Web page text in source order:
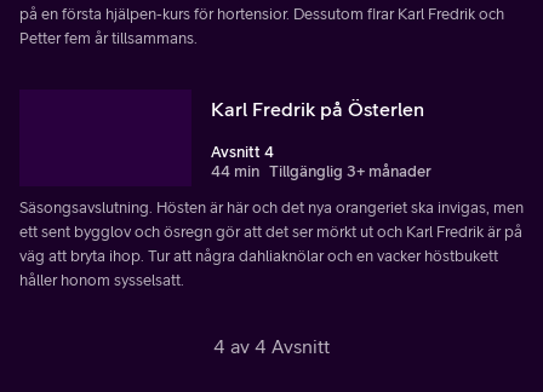
på en första hjälpen-kurs för hortensior. Dessutom firar Karl Fredrik och
Petter fem år tillsammans.
Karl Fredrik på Österlen
Avsnitt 4
44 min Tillgänglig 3+ månader
Säsongsavslutning. Hösten är här och det nya orangeriet ska invigas, men
ett sent bygglov och ösregn gör att det ser mörkt ut och Karl Fredrik är på
väg att bryta ihop. Tur att några dahliaknölar och en vacker höstbukett
håller honom sysselsatt.
4 av 4 Avsnitt